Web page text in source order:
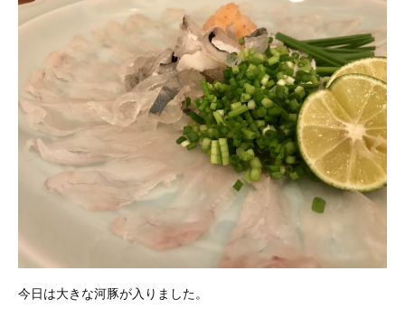
今日は大きな河豚が入りました。